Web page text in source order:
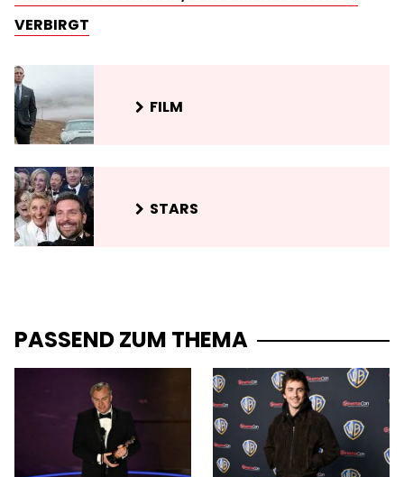
VERBIRGT
FILM
STARS
PASSEND ZUM THEMA